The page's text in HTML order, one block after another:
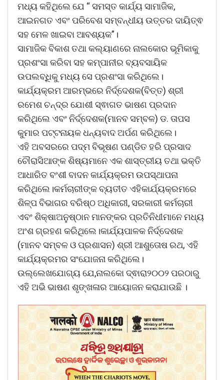
ମଧ୍ୟ କହିଥିଲେ ଯେ “ ସମସ୍ତ କାର୍ଯ୍ୟ ସାମାଜିକ,
ଆଇନଗତ ଏବଂ ପରିବେଶ ସମ୍ବନ୍ଧୀୟ ଉତ୍ତର ଦାୟିତ୍ଵ
ସହ ମେଳ ଖାଇବା ଆବଶ୍ୟକ”।
ସାମାଜିକ ବିକାଶ ତଥା କଲ୍ୟାଣରେ ନାଲକୋର ଭୂମିକାକୁ
ପ୍ରଶଂସା କରିବା ସହ କମ୍ପାନୀର ବ୍ୟବସାୟିକ
ଉପଲବ୍ଧିକୁ ମଧ୍ୟ ସେ ପ୍ରଶଂସା କରିଥିଲେ।
କାର୍ଯ୍ୟକ୍ରମ ଆରମ୍ଭରେ ନିର୍ଦ୍ଦେଶକ(ବିତ୍ତ) ଶ୍ରୀ
ରମେଶ ଚନ୍ଦ୍ର ଯୋଶୀ ସ୍ଵାଗତ ଭାଷଣ ପ୍ରଦାନ
କରିଥିଲେ ଏବଂ ନିର୍ଦ୍ଦେଶକ(ମାନବ ସମ୍ବଳ) ଡ. ତାପସ
କୁମାର ପଟ୍ଟନାୟକ ଧନ୍ୟବାଦ ଅର୍ପଣ କରିଥିଲେ।
ଏହି ଅବସରରେ ପଦ୍ମ ବିଭୂଷଣ ପଣ୍ଡିତ ହରି ପ୍ରସାଦ
ଚୌରାସିଆଙ୍କ ଶିଷ୍ୟମାନେ ଏକ ଶାସ୍ତ୍ରୀୟ ତଥା ଭକ୍ତି
ଆଧାରିତ ବଂଶୀ ବାଦନ କାର୍ଯ୍ୟକ୍ରମ ଉପସ୍ଥାପନା
କରିଥିଲେ।କର୍ମଚାରୀଙ୍କ ବ୍ୟତୀତ ଏହିକାର୍ଯ୍ୟକ୍ରମରେ
ଶିଳ୍ପ ବିଭାଗର ବରିଷ୍ଠ ଅଧିକାରୀ, ସରକାରୀ କର୍ମଚାରୀ
ଏବଂ ଶିକ୍ଷାଅନୁଷ୍ଠାନ ମାନଙ୍କର ପ୍ରତିନିଧୀମାନେ ମଧ୍ୟ
ଅଂଶ ଗ୍ରହଣ କରିଥିଲେ।କାର୍ଯ୍ୟପାଳକ ନିର୍ଦ୍ଦେଶକ
(ମାନବ ସମ୍ବଳ ଓ ପ୍ରଶାସନ) ଶ୍ରୀ ଆଶୁତୋଷ ରଥ, ଏହି
କାର୍ଯ୍ୟକ୍ରମର ସଂଯୋଜନା କରିଥିଲେ।
ଉଲ୍ଲେଖଯୋଗ୍ୟ ଯେ,ନାଲକୋ ଦ୍ଵାରା୨୦୦୨ ପରଠାରୁ
ଏହି ଅଭି ଭାଷଣ ଶୃଙ୍ଖଳାର ଆୟୋଜନ କରାଯାଉଛି ।